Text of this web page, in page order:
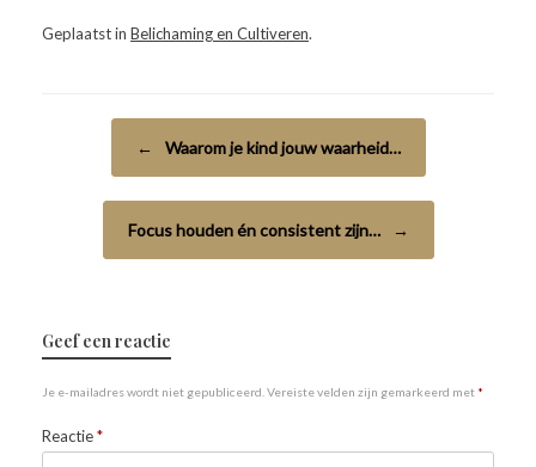
Geplaatst in Belichaming en Cultiveren.
←
Waarom je kind jouw waarheid…
Focus houden én consistent zijn… →
Geef een reactie
Je e-mailadres wordt niet gepubliceerd. Vereiste velden zijn gemarkeerd met *
Reactie*